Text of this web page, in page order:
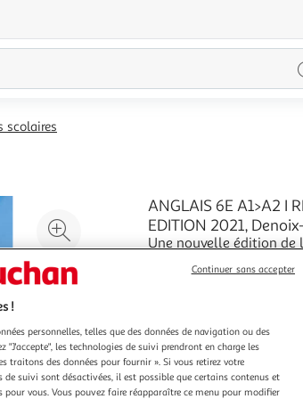
scolaires
Agrandir
l'illustration
à
Réduire
100
%
le
produit
ANGLAIS 6E A1>A2 I
EDITION 2021,
Une nouvelle édition
enseignants et les
manuel - Des
FrédériqueEditeur :
En savoir +
Plus
!
personnelles, telles que des données de navigation ou des
les technologies de suivi prendront en charge les
traitons des données pour fournir ». Si vous retirez votre
suivi sont désactivées, il est possible que certains contenus et
vous. Vous pouvez faire réapparaître ce menu pour modifier
Continuer sans accepter